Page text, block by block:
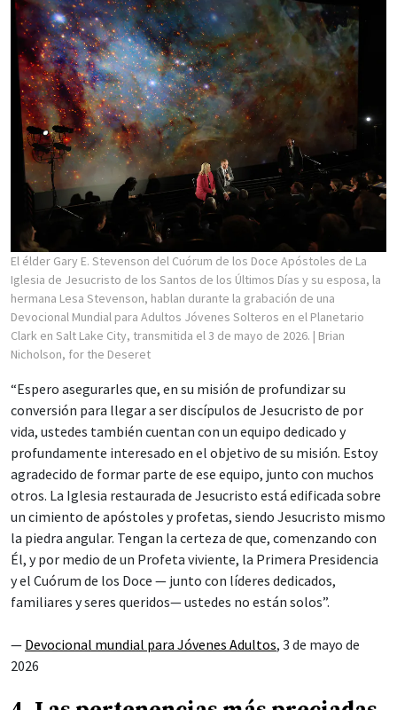
El élder Gary E. Stevenson del Cuórum de los Doce Apóstoles de La
Iglesia de Jesucristo de los Santos de los Últimos Días y su esposa, la
hermana Lesa Stevenson, hablan durante la grabación de una
Devocional Mundial para Adultos Jóvenes Solteros en el Planetario
Clark en Salt Lake City, transmitida el 3 de mayo de 2026. | Brian
Nicholson, for the Deseret
“Espero asegurarles que, en su misión de profundizar su
conversión para llegar a ser discípulos de Jesucristo de por
vida, ustedes también cuentan con un equipo dedicado y
profundamente interesado en el objetivo de su misión. Estoy
agradecido de formar parte de ese equipo, junto con muchos
otros. La Iglesia restaurada de Jesucristo está edificada sobre
un cimiento de apóstoles y profetas, siendo Jesucristo mismo
la piedra angular. Tengan la certeza de que, comenzando con
Él, y por medio de un Profeta viviente, la Primera Presidencia
y el Cuórum de los Doce — junto con líderes dedicados,
familiares y seres queridos— ustedes no están solos”.
— Devocional mundial para Jóvenes Adultos, 3 de mayo de
2026